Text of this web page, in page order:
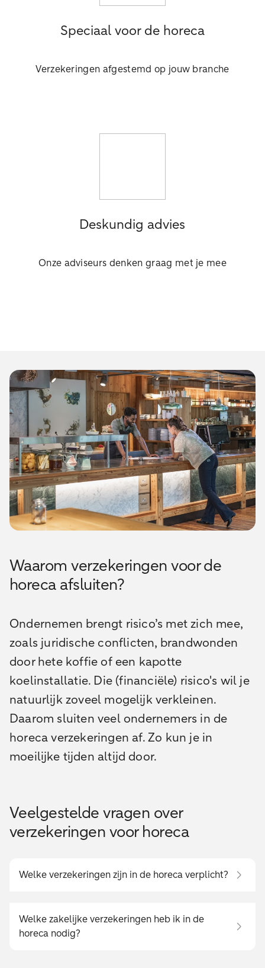
Speciaal voor de horeca
Verzekeringen afgestemd op jouw branche
Deskundig advies
Onze adviseurs denken graag met je mee
Waarom verzekeringen voor de
horeca afsluiten?
Ondernemen brengt risico’s met zich mee,
zoals juridische conflicten, brandwonden
door hete koffie of een kapotte
koelinstallatie. Die (financiële) risico's wil je
natuurlijk zoveel mogelijk verkleinen.
Daarom sluiten veel ondernemers in de
horeca verzekeringen af. Zo kun je in
moeilijke tijden altijd door.
Veelgestelde vragen over
verzekeringen voor horeca
Welke verzekeringen zijn in de horeca verplicht?
Welke zakelijke verzekeringen heb ik in de
horeca nodig?